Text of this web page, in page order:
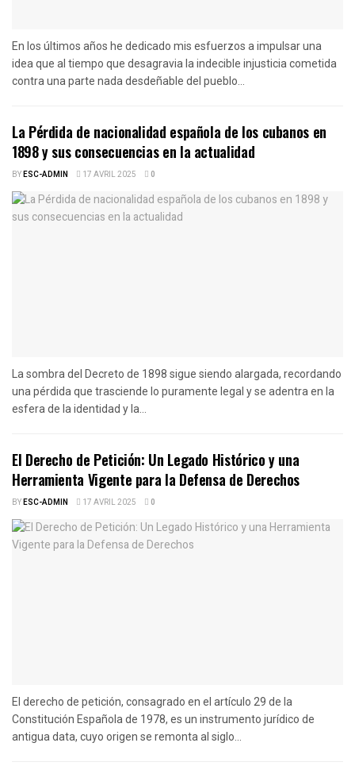
En los últimos años he dedicado mis esfuerzos a impulsar una
idea que al tiempo que desagravia la indecible injusticia cometida
contra una parte nada desdeñable del pueblo...
La Pérdida de nacionalidad española de los cubanos en
1898 y sus consecuencias en la actualidad
BYESC-ADMIN 17 AVRIL 2025 0
La sombra del Decreto de 1898 sigue siendo alargada, recordando
una pérdida que trasciende lo puramente legal y se adentra en la
esfera de la identidad y la...
El Derecho de Petición: Un Legado Histórico y una
Herramienta Vigente para la Defensa de Derechos
BYESC-ADMIN 17 AVRIL 2025 0
El derecho de petición, consagrado en el artículo 29 de la
Constitución Española de 1978, es un instrumento jurídico de
antigua data, cuyo origen se remonta al siglo...